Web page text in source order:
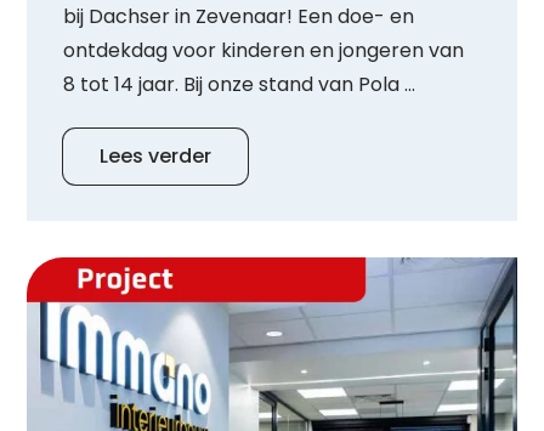
bij Dachser in Zevenaar! Een doe- en
ontdekdag voor kinderen en jongeren van
8 tot 14 jaar. Bij onze stand van Pola ...
Lees verder